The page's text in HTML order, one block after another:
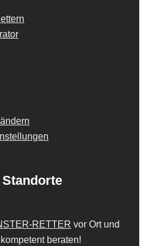
RETTER vor Ort und
beraten!